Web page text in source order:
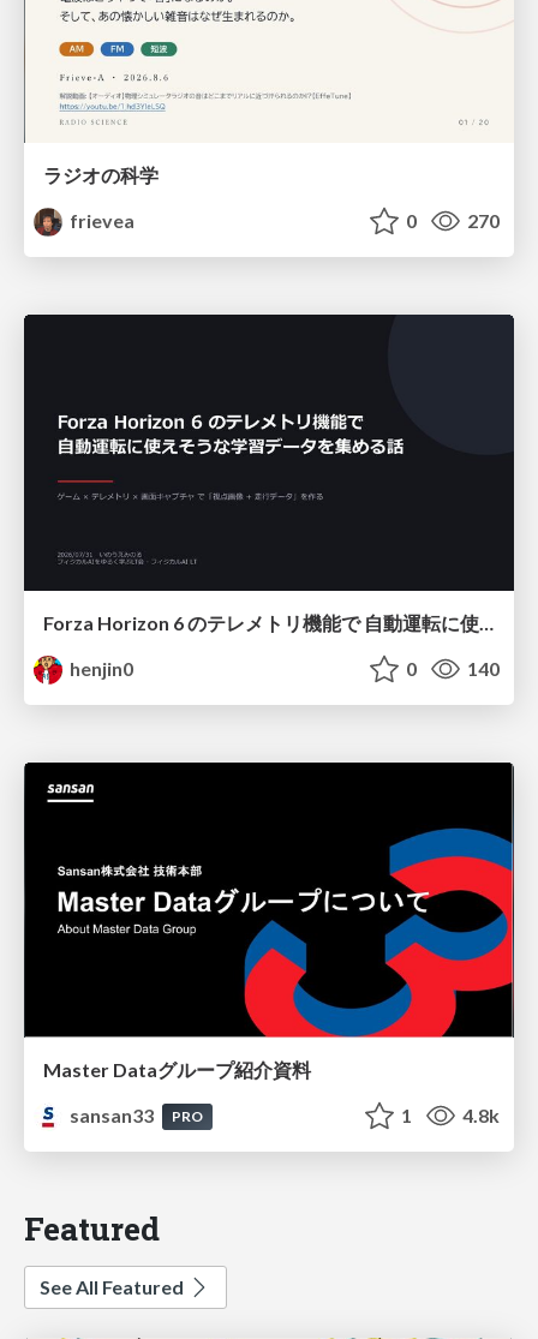
ラジオの科学
frievea
0 270
henjin0
0 140
Master Dataグループ紹介資料
sansan33
PRO 1 4.8k
Featured
See All Featured